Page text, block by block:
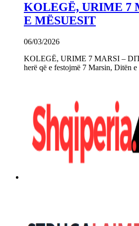
KOLEGË, URIME 7
E MËSUESIT
06/03/2026
KOLEGË, URIME 7 MARSI –
herë që e festojmë 7 Marsin, Ditën